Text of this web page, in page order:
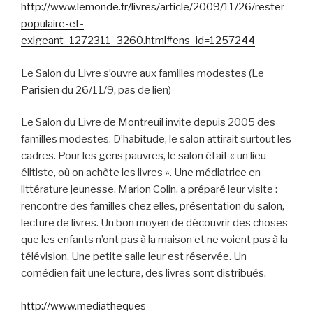
http://www.lemonde.fr/livres/article/2009/11/26/rester-
populaire-et-
exigeant_1272311_3260.html#ens_id=1257244
Le Salon du Livre s’ouvre aux familles modestes (Le
Parisien du 26/11/9, pas de lien)
Le Salon du Livre de Montreuil invite depuis 2005 des
familles modestes. D’habitude, le salon attirait surtout les
cadres. Pour les gens pauvres, le salon était « un lieu
élitiste, où on achète les livres ». Une médiatrice en
littérature jeunesse, Marion Colin, a préparé leur visite :
rencontre des familles chez elles, présentation du salon,
lecture de livres. Un bon moyen de découvrir des choses
que les enfants n’ont pas à la maison et ne voient pas à la
télévision. Une petite salle leur est réservée. Un
comédien fait une lecture, des livres sont distribués.
http://www.mediatheques-